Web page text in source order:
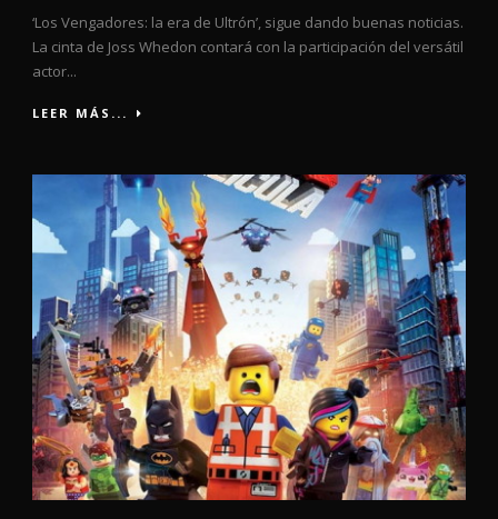
‘Los Vengadores: la era de Ultrón’, sigue dando buenas noticias.
La cinta de Joss Whedon contará con la participación del versátil
actor...
LEER MÁS...